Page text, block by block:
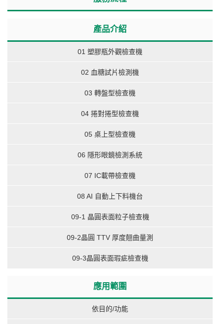
產品介紹
01 塑膠瓶外觀檢查機
02 血糖試片檢測機
03 轉盤型檢查機
04 捲對捲型檢查機
05 桌上型檢查機
06 隱形眼鏡檢測系統
07 IC載帶檢查機
08 AI 自動上下料機台
09-1 晶圓表面粒子檢查機
09-2晶圓 TTV 厚度翹曲量測
09-3晶圓表面瑕疵檢查機
應用範圍
依目的/功能